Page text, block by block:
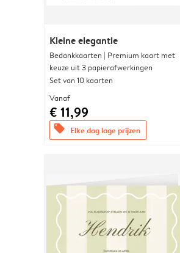
Kleine elegantie
Bedankkaarten | Premium kaart met
keuze uit 3 papierafwerkingen
Set van 10 kaarten
Vanaf
€ 11,99
offers Elke dag lage prijzen